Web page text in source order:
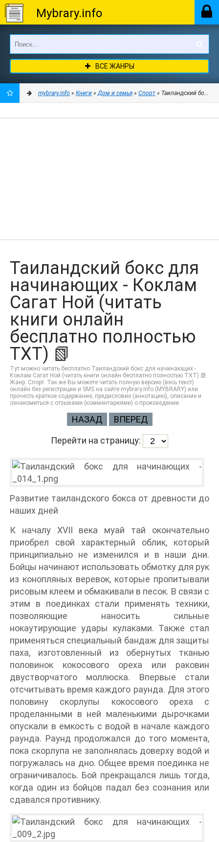
Mybrary.info
ВСЕ ЖАНРЫ
mybrary.info » Книги »Дом и семья » Спорт » Таиландский бокс
Таиландский бокс для
начинающих - Коклам
Сагат Ной (читать
книги онлайн
бесплатно полностью
TXT) 📗
Тут можно читать бесплатно Таиландский бокс для начинающих -
Коклам Сагат Ной (читать книги онлайн бесплатно полностью TXT) 📗.
Жанр: Спорт. Так же Вы можете читать полную версию (весь текст)
онлайн без регистрации и SMS на сайте mybrary.info (MYBRARY) или
прочесть краткое содержание, предисловие (аннотацию), описание и
ознакомиться с отзывами (комментариями) о произведении.
НАЗАД ВПЕРЕД
Перейти на страницу:
Развитие таиландского бокса от древности до
наших дней
К началу XVII века муай тай окончательно
приобрел свой характерный облик, который
принципиально не изменился и в наши дни.
Бойцы начинают использовать обмотку для рук
из конопляных веревок, которые пропитывали
рисовым клеем и обмакивали в песок. В связи с
этим в поединках стали применять техники,
позволяющие наносить сильные
нокаутирующие удары кулаками. Также стал
применяться специальный бандаж для защиты
паха, изготовленный из обернутых тканью
половинок кокосового ореха или раковин
двустворчатого моллюска. Впервые стали
отсчитывать время каждого раунда. Для этого
половину скорлупы кокосового ореха с
проделанными в ней маленькими дырочками
опускали в емкость с водой в начале каждого
раунда. Раунд продолжался до того момента,
пока скорлупа не заполнялась доверху водой и
погружалась на дно. Общее время поединка не
ограничивалось. Бой прекращался лишь тогда,
когда один из бойцов падал без сознания или
сдавался противнику.